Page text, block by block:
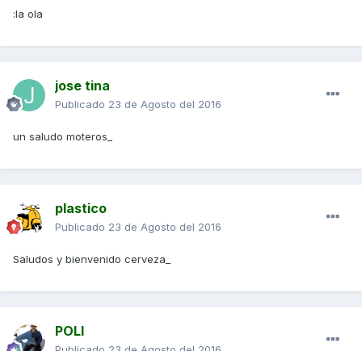
:la ola
jose tina
Publicado 23 de Agosto del 2016
un saludo moteros_
plastico
Publicado 23 de Agosto del 2016
Saludos y bienvenido cerveza_
POLI